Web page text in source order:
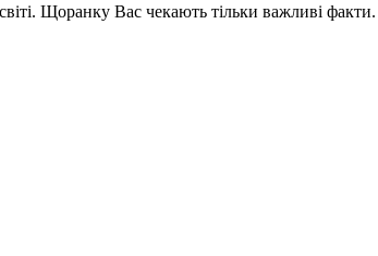
Щоранку Вас чекають тільки важливі факти.